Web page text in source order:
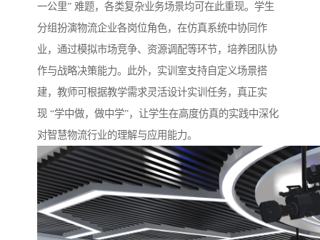
一公里” 难题，各类复杂业务场景均可在此重现。学生
分组扮演物流企业各岗位角色，在仿真系统中协同作
业，通过模拟市场竞争、资源调配等环节，培养团队协
作与战略决策能力。此外，实训室支持自定义场景搭
建，教师可根据教学需求灵活设计实训任务，真正实
现 “学中做，做中学”，让学生在高度仿真的实践中深化
对智慧物流行业的理解与应用能力。